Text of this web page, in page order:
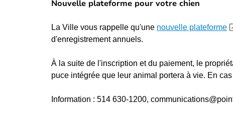
Nouvelle plateforme pour votre chien
La Ville vous rappelle qu'une nouvelle plateforme
d'enregistrement annuels.
À la suite de l'inscription et du paiement, le
puce intégrée que leur animal portera à vie. En
Information : 514 630-1200,